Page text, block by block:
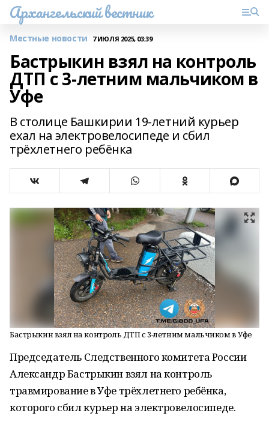
Архангельский вестник
Местные новости 7 ИЮЛЯ 2025, 03:39
Бастрыкин взял на контроль
ДТП с 3-летним мальчиком в
Уфе
В столице Башкирии 19-летний курьер
ехал на электровелосипеде и сбил
трёхлетнего ребёнка
Бастрыкин взял на контроль ДТП с 3-летним мальчиком в Уфе
Председатель Следственного комитета России
Александр Бастрыкин взял на контроль
травмирование в Уфе трёхлетнего ребёнка,
которого сбил курьер на электровелосипеде.